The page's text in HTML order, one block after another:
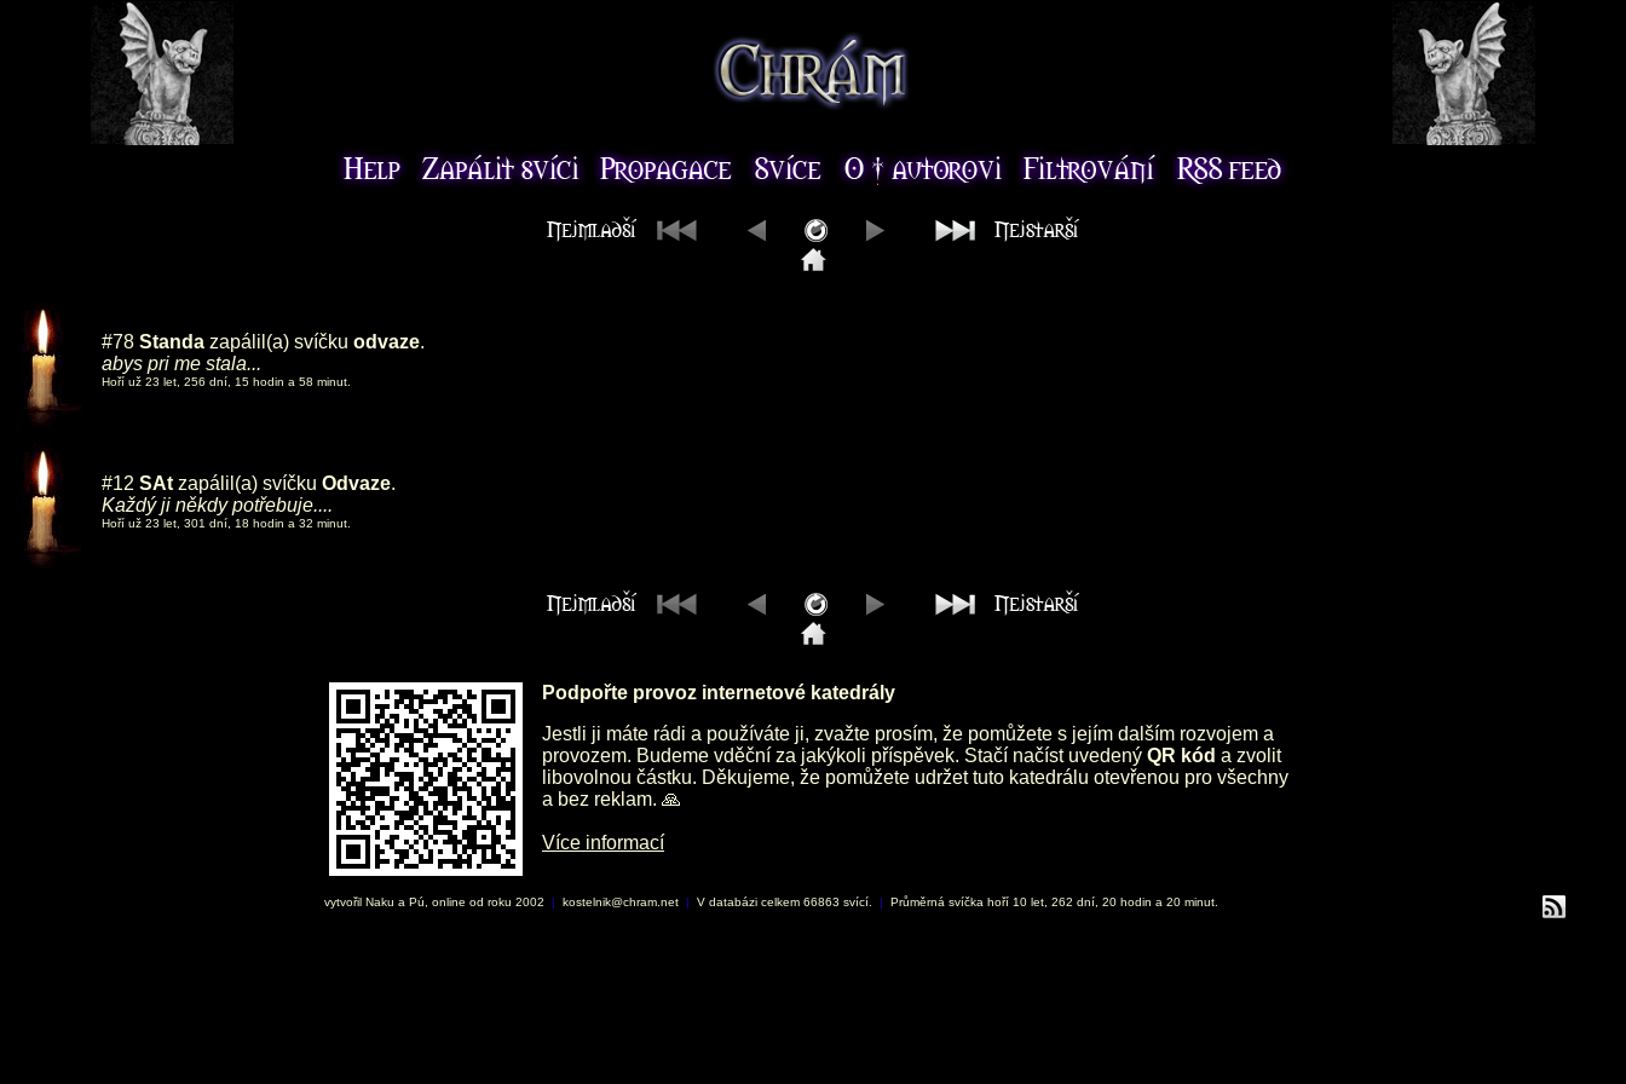
#78 Standa zapálil(a) svíčku odvaze.
abys pri me stala...
Hoří už 23 let, 256 dní, 15 hodin a 58 minut.
#12 SAt zapálil(a) svíčku Odvaze.
Každý ji někdy potřebuje....
Hoří už 23 let, 301 dní, 18 hodin a 32 minut.
Podpořte provoz internetové katedrály
Jestli ji máte rádi a používáte ji, zvažte prosím, že pomůžete s jejím dalším rozvojem a
provozem. Budeme vděční za jakýkoli příspěvek. Stačí načíst uvedený QR kód a zvolit
libovolnou částku. Děkujeme, že pomůžete udržet tuto katedrálu otevřenou pro všechny
a bez reklam. 🙏
Více informací
vytvořil Naku a Pú, online od roku 2002 | kostelnik@chram.net | V databázi celkem 66863 svící. | Průměrná svíčka hoří 10 let, 262 dní, 20 hodin a 20 minut.